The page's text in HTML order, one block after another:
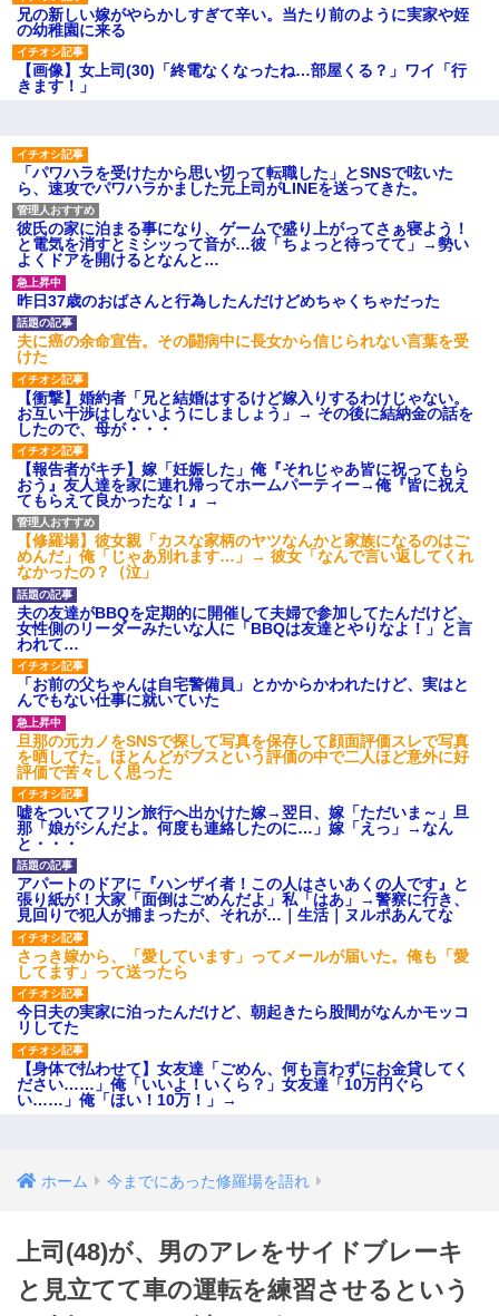
【ネット騒然】惨殺されたタ
ワマン頂き女子のこの動画、す
げえええええｗｗｗｗｗｗｗｗ
ｗｗｗ
【愕然】白のクラウン俺氏、
高速道路左車線を制限速度で走
張り合ってくる
【悲報】佐藤輝明・・・２軍
でも盛大にやらかす←あまり悲
しませないでくれ
兄の新しい嫁がやらかしすぎて辛い。当たり前のように実家や姪
の幼稚園に来る
【画像】女上司(30)「終電なくなったね…部屋くる？」ワイ「行
きます！」
「パワハラを受けたから思い切って転職した」とSNSで呟いた
ら、速攻でパワハラかました元上司がLINEを送ってきた。
彼氏の家に泊まる事になり、ゲームで盛り上がってさぁ寝よう！
と電気を消すとミシッって音が…彼「ちょっと待ってて」→勢い
よくドアを開けるとなんと…
昨日37歳のおばさんと行為したんだけどめちゃくちゃだった
夫に癌の余命宣告。その闘病中に長女から信じられない言葉を受
けた
【衝撃】婚約者「兄と結婚はするけど嫁入りするわけじゃない。
お互い干渉はしないようにしましょう」→ その後に結納金の話を
したので、母が・・・
【報告者がキチ】嫁「妊娠した」俺『それじゃあ皆に祝ってもら
おう』友人達を家に連れ帰ってホームパーティー→俺『皆に祝え
てもらえて良かったな！』→
【修羅場】彼女親「カスな家柄のヤツなんかと家族になるのはご
めんだ」俺「じゃあ別れます…」→ 彼女「なんで言い返してくれ
なかったの？（泣」
夫の友達がBBQを定期的に開催して夫婦で参加してたんだけど、
女性側のリーダーみたいな人に「BBQは友達とやりなよ！」と言
われて…
「お前の父ちゃんは自宅警備員」とかからかわれたけど、実はと
んでもない仕事に就いていた
旦那の元カノをSNSで探して写真を保存して顔面評価スレで写真
を晒してた。ほとんどがブスという評価の中で二人ほど意外に好
評価で苦々しく思った
嘘をついてフリン旅行へ出かけた嫁→翌日、嫁「ただいま～」旦
那「娘がシんだよ。何度も連絡したのに…」嫁「えっ」→なん
と・・・
アパートのドアに『ハンザイ者！この人はさいあくの人です』と
張り紙が！大家「面倒はごめんだよ」私「はあ」→警察に行き、
見回りで犯人が捕まったが、それが…｜生活｜ヌルポあんてな
さっき嫁から、「愛しています」ってメールが届いた。俺も「愛
してます」って送ったら
今日夫の実家に泊ったんだけど、朝起きたら股間がなんかモッコ
リしてた
【身体で払わせて】女友達「ごめん、何も言わずにお金貸してく
ださい……」俺「いいよ！いくら？」女友達「10万円ぐら
い……」俺「ほい！10万！」→
ホーム 今までにあった修羅場を語れ
上司(48)が、男のアレをサイドブレーキ
と見立てて車の運転を練習させるという